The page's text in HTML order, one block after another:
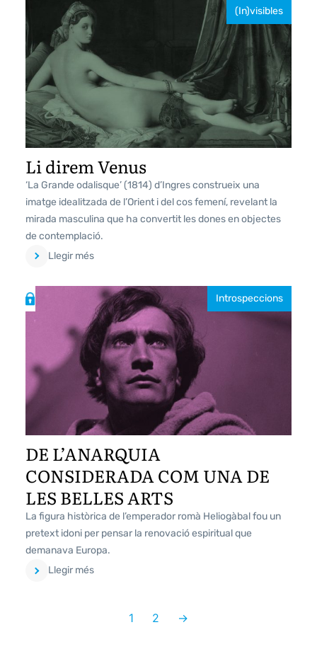
(In)visibles
Li direm Venus
‘La Grande odalisque’ (1814) d’Ingres construeix una
imatge idealitzada de l’Orient i del cos femení, revelant la
mirada masculina que ha convertit les dones en objectes
de contemplació.
Llegir més
Introspeccions
DE L’ANARQUIA
CONSIDERADA COM UNA DE
LES BELLES ARTS
La figura històrica de l’emperador romà Heliogàbal fou un
pretext idoni per pensar la renovació espiritual que
demanava Europa.
Llegir més
1 2 →